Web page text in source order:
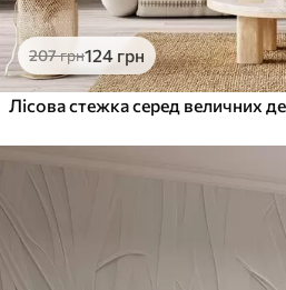
207грн124 грн